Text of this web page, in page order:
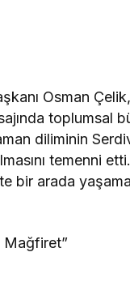
Osman
diliminin
temenni
bir arada
Mağfiret”